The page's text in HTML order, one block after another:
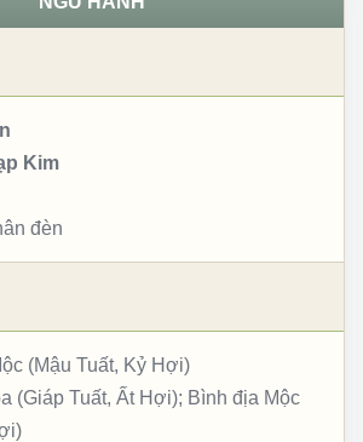
Kim
đèn
(Mậu Tuất, Kỷ Hợi)
(Giáp Tuất, Ất Hợi); Bình địa Mộc